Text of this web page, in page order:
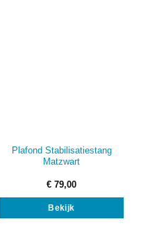
Plafond Stabilisatiestang
Matzwart
€ 79,00
Bekijk